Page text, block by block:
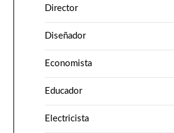
Director
Diseñador
Economista
Educador
Electricista